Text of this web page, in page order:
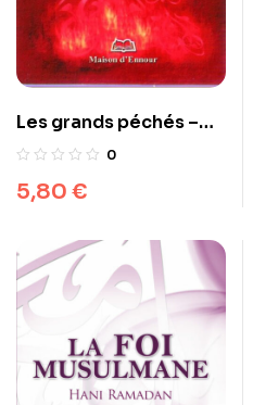
Les grands péchés –
Selon le Coran et la
0
5,80 €